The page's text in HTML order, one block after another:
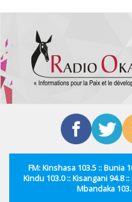
contenu
principal
FM: Kinshasa 103.5 :: Bunia
Kindu 103.0 :: Kisangani 94.8
Mbandaka